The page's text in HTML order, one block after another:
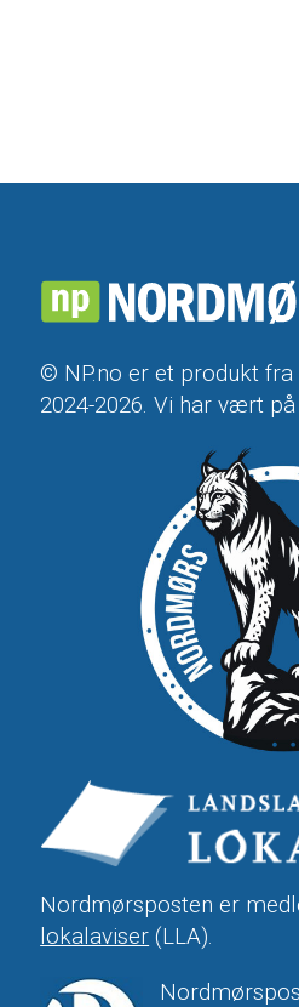
© NP.no er et produkt
2024-2026. Vi har vært
Nordmørsposten er
lokalaviser (LLA).